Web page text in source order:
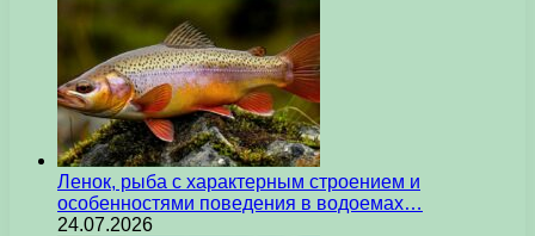
Ленок, рыба с характерным строением и
особенностями поведения в водоемах…
24.07.2026